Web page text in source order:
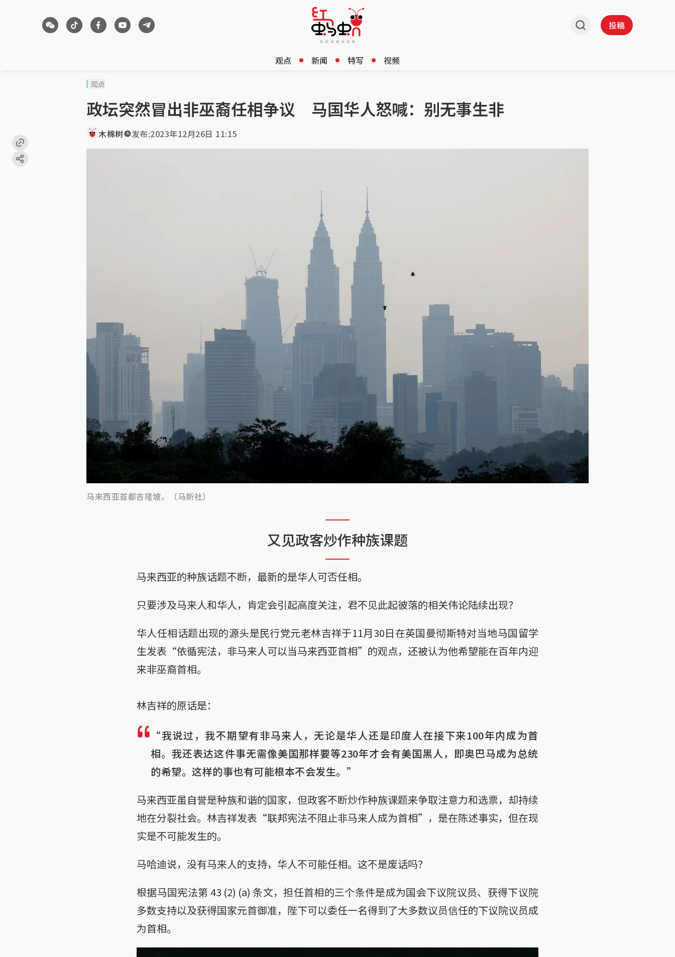
投稿
观点 新闻 特写 视频
观点
政坛突然冒出非巫裔任相争议 马国华人怒喊：别无事生非
木棉树 发布:2023年12月26日 11:15
马来西亚首都吉隆坡。（马新社）
又见政客炒作种族课题
马来西亚的种族话题不断，最新的是华人可否任相。
只要涉及马来人和华人，肯定会引起高度关注，君不见此起彼落的相关伟论陆续出现？
华人任相话题出现的源头是民行党元老林吉祥于11月30日在英国曼彻斯特对当地马国留学
生发表“依循宪法，非马来人可以当马来西亚首相”的观点，还被认为他希望能在百年内迎
来非巫裔首相。
林吉祥的原话是：
“我说过，我不期望有非马来人，无论是华人还是印度人在接下来100年内成为首
相。我还表达这件事无需像美国那样要等230年才会有美国黑人，即奥巴马成为总统
的希望。这样的事也有可能根本不会发生。”
马来西亚虽自誉是种族和谐的国家，但政客不断炒作种族课题来争取注意力和选票，却持续
地在分裂社会。林吉祥发表“联邦宪法不阻止非马来人成为首相”，是在陈述事实，但在现
实是不可能发生的。
马哈迪说，没有马来人的支持，华人不可能任相。这不是废话吗？
根据马国宪法第 43 (2) (a) 条文，担任首相的三个条件是成为国会下议院议员、获得下议院
多数支持以及获得国家元首御准，陛下可以委任一名得到了大多数议员信任的下议院议员成
为首相。